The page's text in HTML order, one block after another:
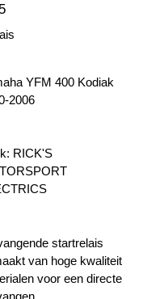
YFM 400 Kodiak
2006
RICK'S
startrelais
van hoge kwaliteit
voor een directe